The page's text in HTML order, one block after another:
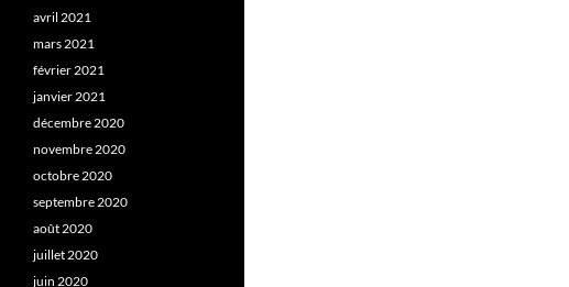
avril 2021
mars 2021
février 2021
janvier 2021
décembre 2020
novembre 2020
octobre 2020
septembre 2020
août 2020
juillet 2020
juin 2020